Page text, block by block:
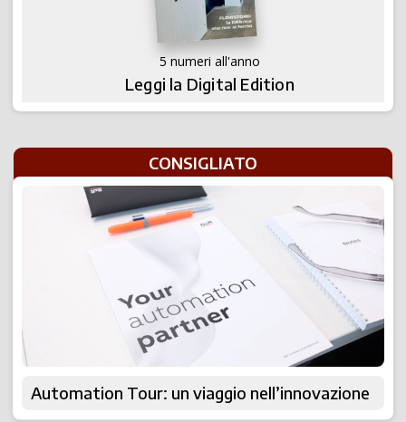
5 numeri all'anno
Leggi la Digital Edition
CONSIGLIATO
Automation Tour: un viaggio nell’innovazione